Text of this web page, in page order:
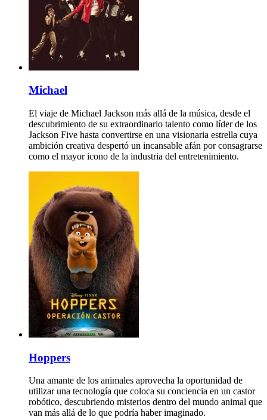
Michael
El viaje de Michael Jackson más allá de la música, desde el
descubrimiento de su extraordinario talento como líder de los
Jackson Five hasta convertirse en una visionaria estrella cuya
ambición creativa despertó un incansable afán por consagrarse
como el mayor icono de la industria del entretenimiento.
Hoppers
Una amante de los animales aprovecha la oportunidad de
utilizar una tecnología que coloca su conciencia en un castor
robótico, descubriendo misterios dentro del mundo animal que
van más allá de lo que podría haber imaginado.